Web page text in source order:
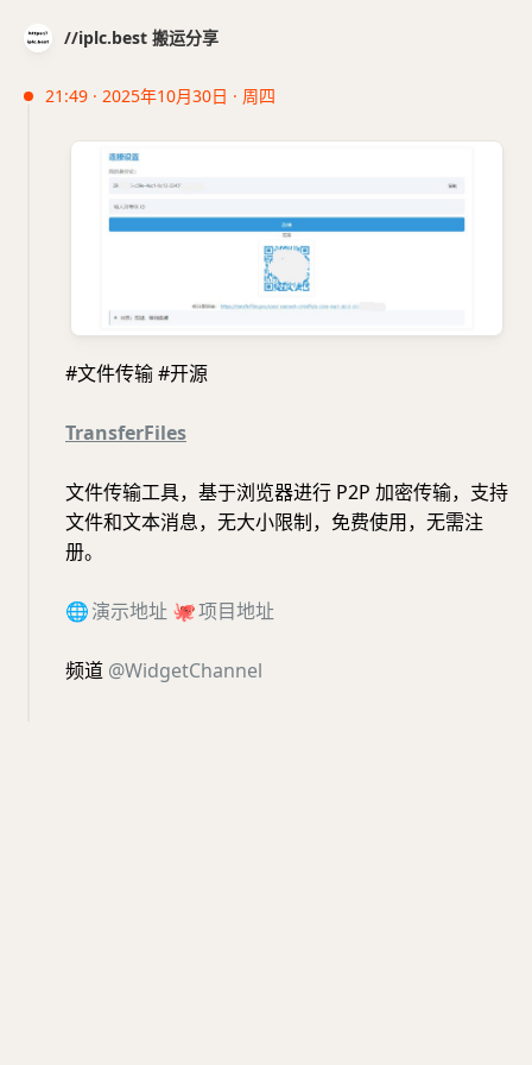
//iplc.best 搬运分享
21:49 · 2025年10月30日 · 周四
#文件传输 #开源
TransferFiles
文件传输工具，基于浏览器进行 P2P 加密传输，支持
文件和文本消息，无大小限制，免费使用，无需注
册。
🌐演示地址 🐙项目地址
频道 @WidgetChannel